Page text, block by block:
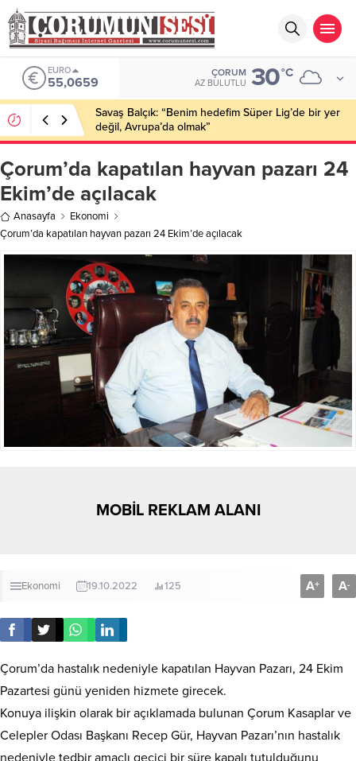
EURO
55,0659
ÇORUM
AZ BULUTLU 30°C
Savaş Balçık: “Benim hedefim Süper Lig’de bir yer
değil, Avrupa’da olmak”
Çorum’da kapatılan hayvan pazarı 24
Ekim’de açılacak
Anasayfa
Ekonomi
Çorum’da kapatılan hayvan pazarı 24 Ekim’de açılacak
MOBİL REKLAM ALANI
Ekonomi 19.10.2022 125 A+ A-
Çorum’da hastalık nedeniyle kapatılan Hayvan Pazarı, 24 Ekim
Pazartesi günü yeniden hizmete girecek.
Konuya ilişkin olarak bir açıklamada bulunan Çorum Kasaplar ve
Celepler Odası Başkanı Recep Gür, Hayvan Pazarı’nın hastalık